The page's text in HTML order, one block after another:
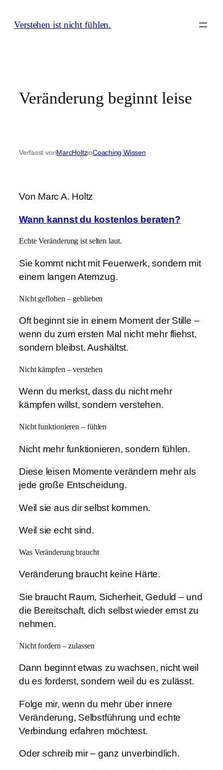
Inhalt
Verstehen ist nicht fühlen.
Veränderung beginnt leise
Verfasst vonMarcHoltzinCoaching Wissen
Von Marc A. Holtz
Wann kannst du kostenlos beraten?
Echte Veränderung ist selten laut.
Sie kommt nicht mit Feuerwerk, sondern mit
einem langen Atemzug.
Nicht geflohen – geblieben
Oft beginnt sie in einem Moment der Stille –
wenn du zum ersten Mal nicht mehr fliehst,
sondern bleibst. Aushältst.
Nicht kämpfen – verstehen
Wenn du merkst, dass du nicht mehr
kämpfen willst, sondern verstehen.
Nicht funktionieren – fühlen
Nicht mehr funktionieren, sondern fühlen.
Diese leisen Momente verändern mehr als
jede große Entscheidung.
Weil sie aus dir selbst kommen.
Weil sie echt sind.
Was Veränderung braucht
Veränderung braucht keine Härte.
Sie braucht Raum, Sicherheit, Geduld – und
die Bereitschaft, dich selbst wieder ernst zu
nehmen.
Nicht fordern – zulassen
Dann beginnt etwas zu wachsen, nicht weil
du es forderst, sondern weil du es zulässt.
Folge mir, wenn du mehr über innere
Veränderung, Selbstführung und echte
Verbindung erfahren möchtest.
Oder schreib mir – ganz unverbindlich.